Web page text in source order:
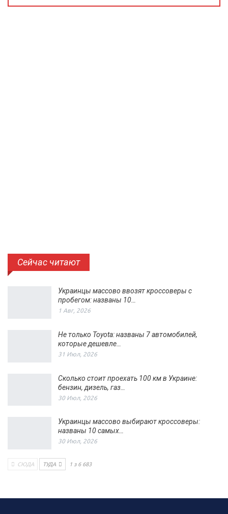
Сейчас читают
Украинцы массово ввозят кроссоверы с
пробегом: названы 10…
1 Авг, 2026
Не только Toyota: названы 7 автомобилей,
которые дешевле…
31 Июл, 2026
Сколько стоит проехать 100 км в Украине:
бензин, дизель, газ…
30 Июл, 2026
Украинцы массово выбирают кроссоверы:
названы 10 самых…
30 Июл, 2026
СЮДА ТУДА 1 з 6 683